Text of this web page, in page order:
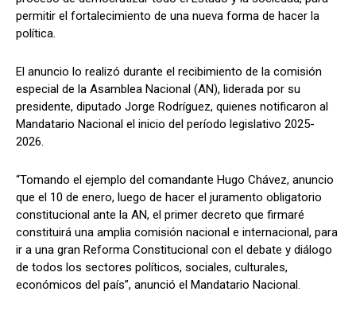
permitir el fortalecimiento de una nueva forma de hacer la
política.
El anuncio lo realizó durante el recibimiento de la comisión
especial de la Asamblea Nacional (AN), liderada por su
presidente, diputado Jorge Rodríguez, quienes notificaron al
Mandatario Nacional el inicio del período legislativo 2025-
2026.
“Tomando el ejemplo del comandante Hugo Chávez, anuncio
que el 10 de enero, luego de hacer el juramento obligatorio
constitucional ante la AN, el primer decreto que firmaré
constituirá una amplia comisión nacional e internacional, para
ir a una gran Reforma Constitucional con el debate y diálogo
de todos los sectores políticos, sociales, culturales,
económicos del país”, anunció el Mandatario Nacional.